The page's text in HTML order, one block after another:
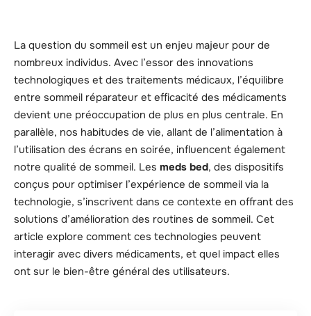
La question du sommeil est un enjeu majeur pour de
nombreux individus. Avec l’essor des innovations
technologiques et des traitements médicaux, l’équilibre
entre sommeil réparateur et efficacité des médicaments
devient une préoccupation de plus en plus centrale. En
parallèle, nos habitudes de vie, allant de l’alimentation à
l’utilisation des écrans en soirée, influencent également
notre qualité de sommeil. Les meds bed, des dispositifs
conçus pour optimiser l’expérience de sommeil via la
technologie, s’inscrivent dans ce contexte en offrant des
solutions d’amélioration des routines de sommeil. Cet
article explore comment ces technologies peuvent
interagir avec divers médicaments, et quel impact elles
ont sur le bien-être général des utilisateurs.